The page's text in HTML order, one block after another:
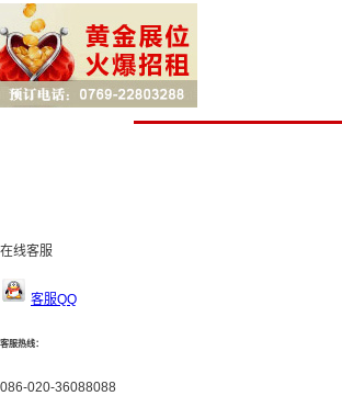
在线客服
客服QQ
客服热线：
086-020-36088088